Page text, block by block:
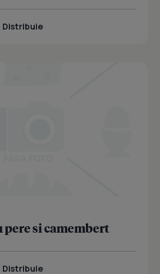
Distribuie
pere si camembert
Distribuie